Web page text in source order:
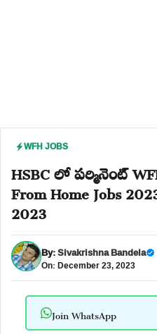
WFH JOBS
HSBC లో పర్మినెంట్
From Home Jobs
2023
By:Sivakrishna Bandela
On: December 23, 2023
Join WhatsApp